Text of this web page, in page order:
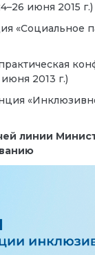
июня 2015 г.)
«Социальное
2013 г.)
линии